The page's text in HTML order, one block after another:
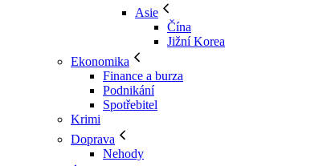
Asie
Čína
Jižní Korea
Ekonomika
Finance a burza
Podnikání
Spotřebitel
Krimi
Doprava
Nehody